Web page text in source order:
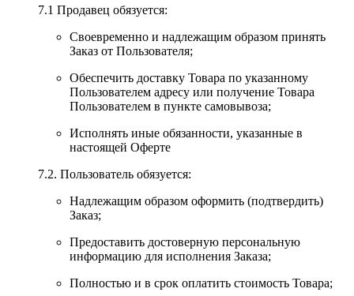
7.1 Продавец обязуется:
Своевременно и надлежащим образом принять
Заказ от Пользователя;
Обеспечить доставку Товара по указанному
Пользователем адресу или получение Товара
Пользователем в пункте самовывоза;
Исполнять иные обязанности, указанные в
настоящей Оферте
7.2. Пользователь обязуется:
Надлежащим образом оформить (подтвердить)
Заказ;
Предоставить достоверную персональную
информацию для исполнения Заказа;
Полностью и в срок оплатить стоимость Товара;